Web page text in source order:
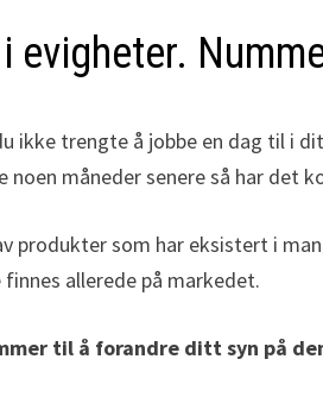
ikke trengte å jobbe en dag til i
måneder senere så har det
som har eksistert i
allerede på markedet.
til å forandre ditt syn på